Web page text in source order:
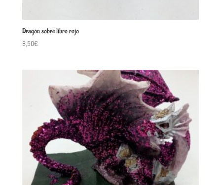
Dragón sobre libro rojo
8,50€